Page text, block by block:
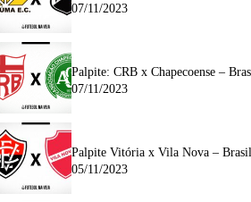
07/11/2023
Palpite: CRB x Chapecoense –
07/11/2023
Palpite Vitória x Vila Nova –
05/11/2023